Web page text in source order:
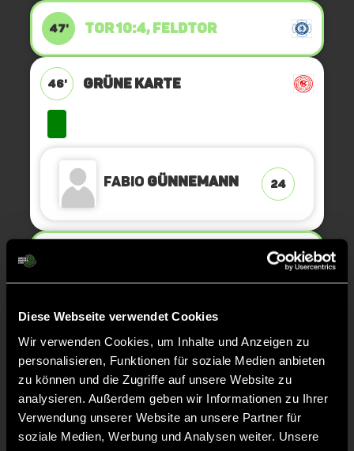
Diese Webseite verwendet Cookies
Wir verwenden Cookies, um Inhalte und Anzeigen zu
personalisieren, Funktionen für soziale Medien anbieten
zu können und die Zugriffe auf unsere Website zu
analysieren. Außerdem geben wir Informationen zu Ihrer
Verwendung unserer Website an unsere Partner für
soziale Medien, Werbung und Analysen weiter. Unsere
47' TOR 10:4, FELDTOR
46' GRÜNE KARTE
Fabio Günnemann 24
46' TOR 9:3, FELDTOR
TOR 8:3, FELDTOR
31' TOR 8:2, FELDTOR